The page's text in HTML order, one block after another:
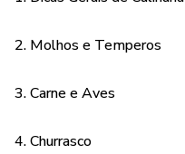
2. Molhos e Temperos
3. Carne e Aves
4. Churrasco